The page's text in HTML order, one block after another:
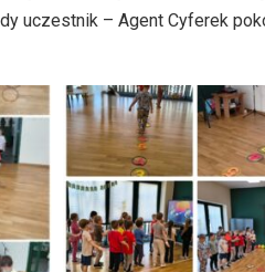
uczestnik – Agent Cyferek